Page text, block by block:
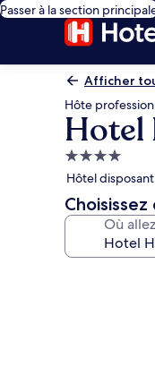
Passer à la section
Afficher
Hôte
Hébergement
4.0 étoiles
Hôtel
Où